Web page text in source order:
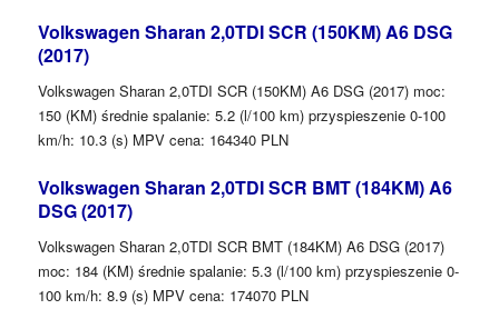
Volkswagen Sharan 2,0TDI SCR (150KM) A6 DSG
(2017)
Volkswagen Sharan 2,0TDI SCR (150KM) A6 DSG (2017) moc:
150 (KM) średnie spalanie: 5.2 (l/100 km) przyspieszenie 0-100
km/h: 10.3 (s) MPV cena: 164340 PLN
Volkswagen Sharan 2,0TDI SCR BMT (184KM) A6
DSG (2017)
Volkswagen Sharan 2,0TDI SCR BMT (184KM) A6 DSG (2017)
moc: 184 (KM) średnie spalanie: 5.3 (l/100 km) przyspieszenie 0-
100 km/h: 8.9 (s) MPV cena: 174070 PLN